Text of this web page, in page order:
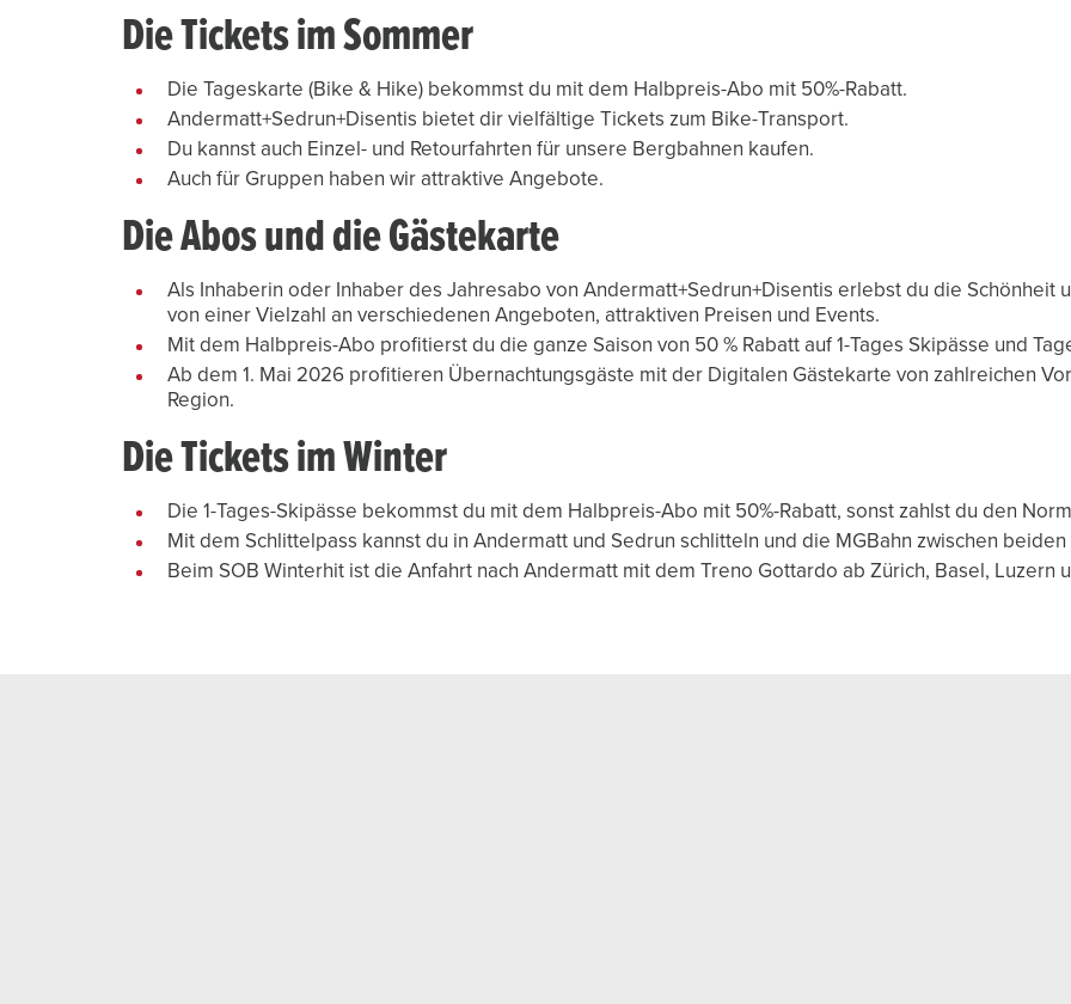
Die Tickets im Sommer
Die Tageskarte (Bike & Hike) bekommst du mit dem Halbpreis-Abo mit 50%-Rabatt.
Andermatt+Sedrun+Disentis bietet dir vielfältige Tickets zum Bike-Transport.
Du kannst auch Einzel- und Retourfahrten für unsere Bergbahnen kaufen.
Die Abos und die Gästekarte
Als Inhaberin oder Inhaber des Jahresabo von Andermatt+Sedrun+Disentis erlebst du die
von einer Vielzahl an verschiedenen Angeboten, attraktiven Preisen und Events.
Mit dem Halbpreis-Abo profitierst du die ganze Saison von 50 % Rabatt auf 1-Tages Skipässe und
Ab dem 1. Mai 2026 profitieren Übernachtungsgäste mit der Digitalen Gästekarte von zahlreichen
Region.
Die Tickets im Winter
Die 1-Tages-Skipässe bekommst du mit dem Halbpreis-Abo mit 50%-Rabatt, sonst zahlst du den
Mit dem Schlittelpass kannst du in Andermatt und Sedrun schlitteln und die MGBahn zwischen
Beim SOB Winterhit ist die Anfahrt nach Andermatt mit dem Treno Gottardo ab Zürich, Basel,